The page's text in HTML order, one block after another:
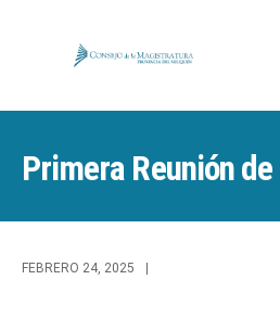
Primera Reunión
FEBRERO 24, 2025 |